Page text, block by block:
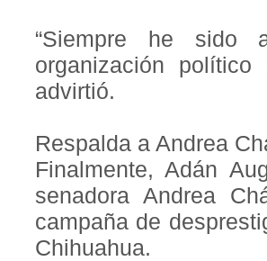
“Siempre he sido
organización
advirtió.
Respalda a Andrea
Finalmente, Adán
senadora Andrea
campaña de
Chihuahua.